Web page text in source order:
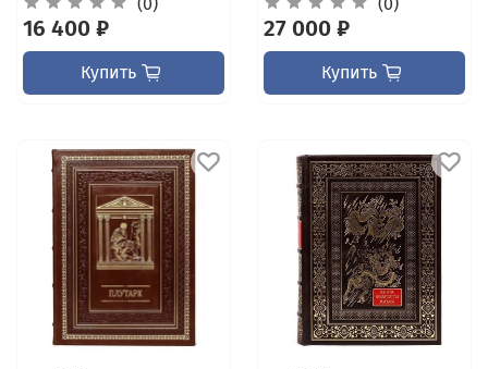
(0)
16 400 ₽
Купить
(0)
27 000 ₽
Купить